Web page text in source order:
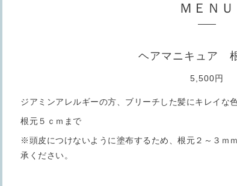
ＭＥＮＵ
ヘアマニキュア
5,500円
ジアミンアレルギーの方、ブリーチした髪にキレイな
根元５ｃｍまで
※頭皮につけないように塗布するため、根元２～３ｍ
承ください。